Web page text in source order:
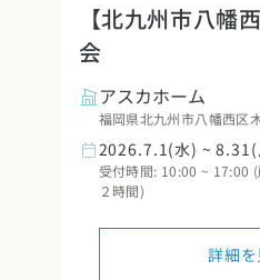
【北九州市八幡
会
アスカホーム
福岡県北九州市八幡西区
2026.7.1(水) ~ 8.31(
受付時間: 10:00 ~ 17:00
２時間)
詳細を